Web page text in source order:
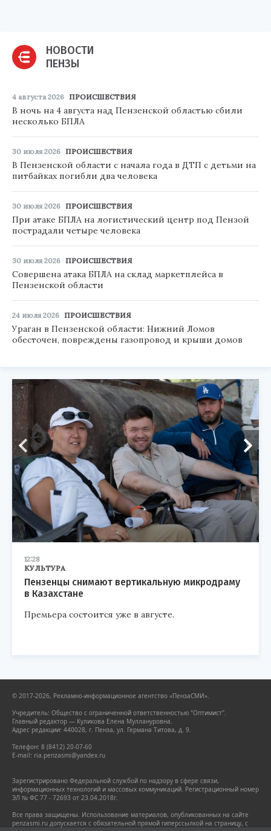
НОВОСТИ
ПЕНЗЫ
4 августа 2026 ПРОИСШЕСТВИЯ
В ночь на 4 августа над Пензенской областью сбили
несколько БПЛА
30 июля 2026 ПРОИСШЕСТВИЯ
В Пензенской области с начала года в ДТП с детьми на
питбайках погибли два человека
30 июля 2026 ПРОИСШЕСТВИЯ
При атаке БПЛА на логистический центр под Пензой
пострадали четыре человека
30 июля 2026 ПРОИСШЕСТВИЯ
Совершена атака БПЛА на склад маркетплейса в
Пензенской области
24 июля 2026 ПРОИСШЕСТВИЯ
Ураган в Пензенской области: Нижний Ломов
обесточен, повреждены газопровод и крыши домов
12:28
КУЛЬТУРА
Пензенцы снимают вертикальную микродраму
в Казахстане
Премьера состоится уже в августе.
© 2017-2026, Рекламно-информационное агентство «ПензаСМИ».
Учредитель: Общество с ограниченной ответственностью "Оптимист".
Главный редактор — Куликова Елена Муллануровна.
Адрес редакции: 440028, г. Пенза, ул. Германа Титова, д. 9.
Телефон: 8 (8412) 20-07-60
E-mail: ria.penzasmi@yandex.ru
Зарегистрировано Федеральной службой по надзору в сфере связи,
информационных технологий и массовых коммуникаций. Регистрационный номер
ЭЛ № ФС 77 - 72693 от 23.04.2018г.
Все права защищены. Использование материалов, опубликованных на сайте
penzasmi.ru допускается с обязательной прямой гиперссылкой на страницу, с